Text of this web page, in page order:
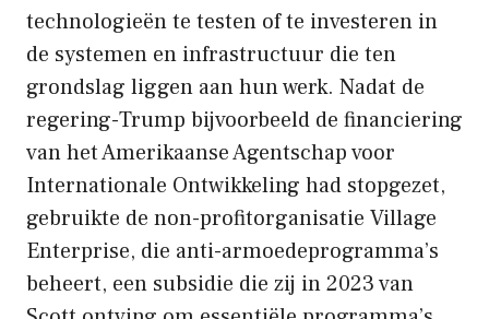
technologieën te testen of te investeren in
de systemen en infrastructuur die ten
grondslag liggen aan hun werk. Nadat de
regering-Trump bijvoorbeeld de financiering
van het Amerikaanse Agentschap voor
Internationale Ontwikkeling had stopgezet,
gebruikte de non-profitorganisatie Village
Enterprise, die anti-armoedeprogramma’s
beheert, een subsidie ​​die zij in 2023 van